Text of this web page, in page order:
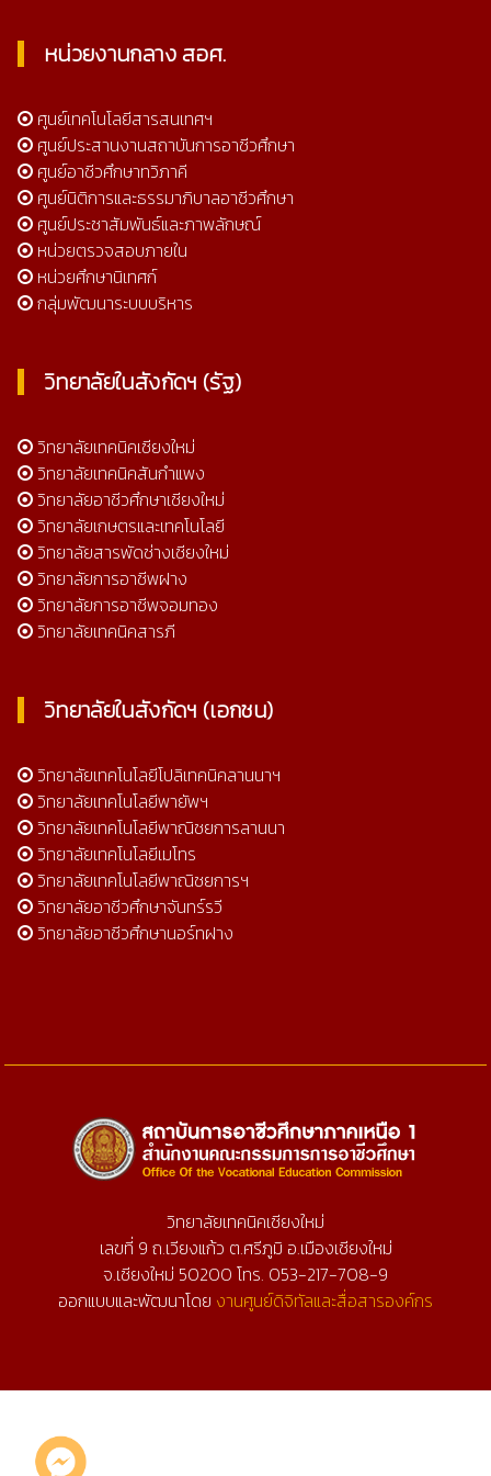
หน่วยงานกลาง สอศ.
ศูนย์เทคโนโลยีสารสนเทศฯ
ศูนย์ประสานงานสถาบันการอาชีวศึกษา
ศูนย์อาชีวศึกษาทวิภาคี
ศูนย์นิติการและธรรมาภิบาลอาชีวศึกษา
ศูนย์ประชาสัมพันธ์และภาพลักษณ์
หน่วยตรวจสอบภายใน
หน่วยศึกษานิเทศก์
กลุ่มพัฒนาระบบบริหาร
วิทยาลัยในสังกัดฯ (รัฐ)
วิทยาลัยเทคนิคเชียงใหม่
วิทยาลัยเทคนิคสันกำแพง
วิทยาลัยอาชีวศึกษาเชียงใหม่
วิทยาลัยเกษตรและเทคโนโลยี
วิทยาลัยสารพัดช่างเชียงใหม่
วิทยาลัยการอาชีพฝาง
วิทยาลัยการอาชีพจอมทอง
วิทยาลัยเทคนิคสารภี
วิทยาลัยในสังกัดฯ (เอกชน)
วิทยาลัยเทคโนโลยีโปลิเทคนิคลานนาฯ
วิทยาลัยเทคโนโลยีพายัพฯ
วิทยาลัยเทคโนโลยีพาณิชยการลานนา
วิทยาลัยเทคโนโลยีเมโทร
วิทยาลัยเทคโนโลยีพาณิชยการฯ
วิทยาลัยอาชีวศึกษาจันทร์รวี
วิทยาลัยอาชีวศึกษานอร์ทฝาง
วิทยาลัยเทคนิคเชียงใหม่
เลขที่ 9 ถ.เวียงแก้ว ต.ศรีภูมิ อ.เมืองเชียงใหม่
จ.เชียงใหม่ 50200 โทร. 053-217-708-9
ออกแบบและพัฒนาโดย งานศูนย์ดิจิทัลและสื่อสารองค์กร